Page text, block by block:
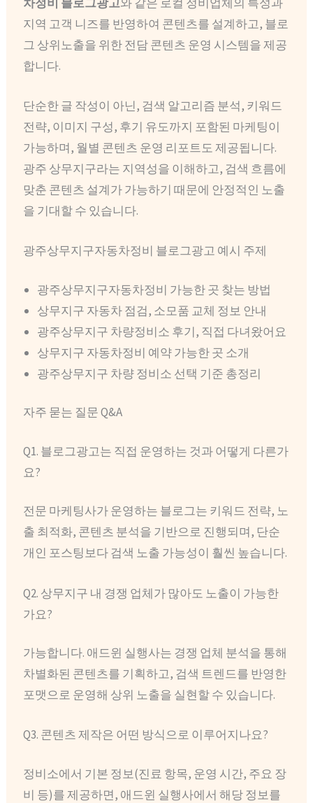
지역 고객 니즈를 반영하여 콘텐츠를 설계하고, 블로
그 상위노출을 위한 전담 콘텐츠 운영 시스템을 제공
합니다.
단순한 글 작성이 아닌, 검색 알고리즘 분석, 키워드
전략, 이미지 구성, 후기 유도까지 포함된 마케팅이
가능하며, 월별 콘텐츠 운영 리포트도 제공됩니다.
광주 상무지구라는 지역성을 이해하고, 검색 흐름에
맞춘 콘텐츠 설계가 가능하기 때문에 안정적인 노출
을 기대할 수 있습니다.
광주상무지구자동차정비 블로그광고 예시 주제
광주상무지구자동차정비 가능한 곳 찾는 방법
상무지구 자동차 점검, 소모품 교체 정보 안내
광주상무지구 차량정비소 후기, 직접 다녀왔어요
상무지구 자동차정비 예약 가능한 곳 소개
광주상무지구 차량 정비소 선택 기준 총정리
자주 묻는 질문 Q&A
Q1. 블로그광고는 직접 운영하는 것과 어떻게 다른가
요?
전문 마케팅사가 운영하는 블로그는 키워드 전략, 노
출 최적화, 콘텐츠 분석을 기반으로 진행되며, 단순
개인 포스팅보다 검색 노출 가능성이 훨씬 높습니다.
Q2. 상무지구 내 경쟁 업체가 많아도 노출이 가능한
가요?
가능합니다. 애드윈 실행사는 경쟁 업체 분석을 통해
차별화된 콘텐츠를 기획하고, 검색 트렌드를 반영한
포맷으로 운영해 상위 노출을 실현할 수 있습니다.
Q3. 콘텐츠 제작은 어떤 방식으로 이루어지나요?
정비소에서 기본 정보(진료 항목, 운영 시간, 주요 장
비 등)를 제공하면, 애드윈 실행사에서 해당 정보를